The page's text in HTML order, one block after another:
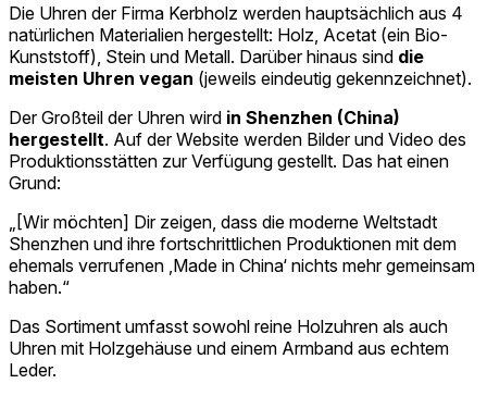
Die Uhren der Firma Kerbholz werden hauptsächlich aus 4
natürlichen Materialien hergestellt: Holz, Acetat (ein Bio-
Kunststoff), Stein und Metall. Darüber hinaus sind die
meisten Uhren vegan (jeweils eindeutig gekennzeichnet).
Der Großteil der Uhren wird in Shenzhen (China)
hergestellt. Auf der Website werden Bilder und Video des
Produktionsstätten zur Verfügung gestellt. Das hat einen
Grund:
„[Wir möchten] Dir zeigen, dass die moderne Weltstadt
Shenzhen und ihre fortschrittlichen Produktionen mit dem
ehemals verrufenen ‚Made in China‘ nichts mehr gemeinsam
haben.“
Das Sortiment umfasst sowohl reine Holzuhren als auch
Uhren mit Holzgehäuse und einem Armband aus echtem
Leder.